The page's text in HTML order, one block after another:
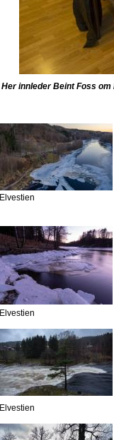
Her innleder Beint Foss
Elvestien
Elvestien
Elvestien